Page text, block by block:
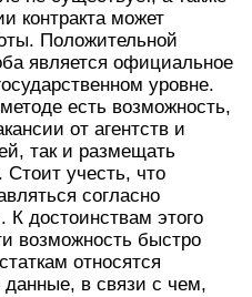
контракта может
Положительной
является официальное
уровне.
есть возможность,
от агентств и
так и размещать
учесть, что
согласно
достоинствам этого
возможность быстро
относятся
данные, в связи с чем,